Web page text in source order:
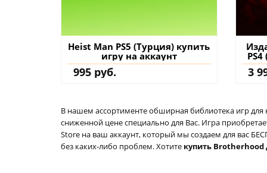
Heist Man PS5 (Турция) купить
игру на аккаунт
995 руб. 3
В нашем ассортименте обширная библиотека игр
сниженной цене специально для Вас. Игра
Store на ваш аккаунт, который мы создаем для вас
без каких-либо проблем. Хотите купить Brotherhood